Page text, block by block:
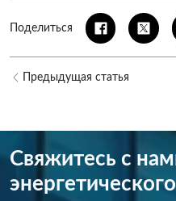
Поделиться
Предыдущая статья
Свяжитесь с